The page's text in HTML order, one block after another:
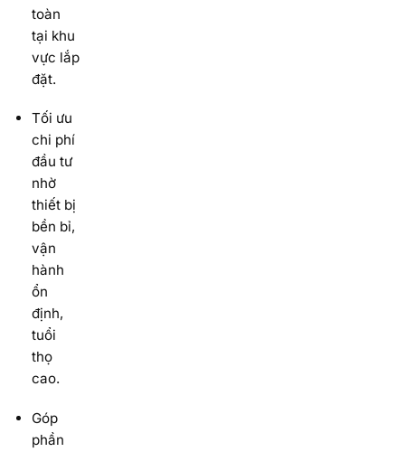
toàn
tại khu
vực lắp
đặt.
Tối ưu
chi phí
đầu tư
nhờ
thiết bị
bền bỉ,
vận
hành
ổn
định,
tuổi
thọ
cao.
Góp
phần